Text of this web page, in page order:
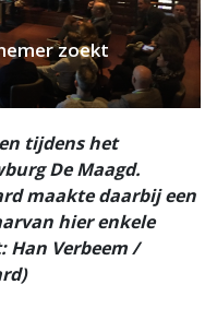
zoekt
tijdens het
De Maagd.
maakte daarbij een
hier enkele
Han Verbeem /